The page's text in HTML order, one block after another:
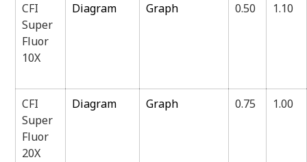
CFI
Super
Fluor
10X
Diagram Graph 0.50 1.10
CFI
Super
Fluor
20X
Diagram Graph 0.75 1.00